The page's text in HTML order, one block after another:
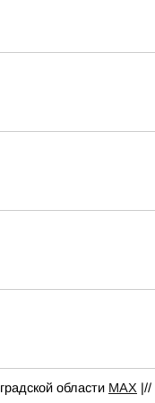
области MAX |//